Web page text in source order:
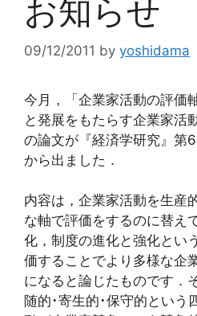
お知らせ
09/12/2011 by yoshidama
今月，「企業家活動の評価
と発展をもたらす企業家活
の論文が『経済学研究』第
から出ました．
内容は，企業家活動を生産
な軸で評価をするのに替え
化，制度の進化と強化とい
価することでより多様な企
になると論じたものです．
随的･寄生的･保守的という